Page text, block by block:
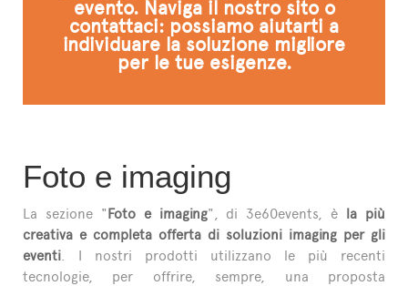
evento. Naviga il nostro sito o
contattaci: possiamo aiutarti a
individuare la soluzione migliore
per le tue esigenze.
Foto e imaging
La sezione "Foto e imaging", di 3e60events, è la più
creativa e completa offerta di soluzioni imaging per gli
eventi. I nostri prodotti utilizzano le più recenti
tecnologie, per offrire, sempre, una proposta